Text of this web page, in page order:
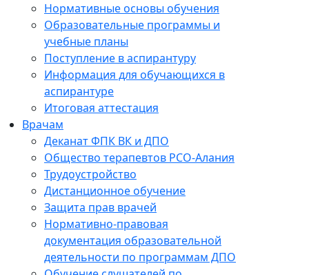
Нормативные основы обучения
Образовательные программы и
учебные планы
Поступление в аспирантуру
Информация для обучающихся в
аспирантуре
Итоговая аттестация
Врачам
Деканат ФПК ВК и ДПО
Общество терапевтов РСО-Алания
Трудоустройство
Дистанционное обучение
Защита прав врачей
Нормативно-правовая
документация образовательной
деятельности по программам ДПО